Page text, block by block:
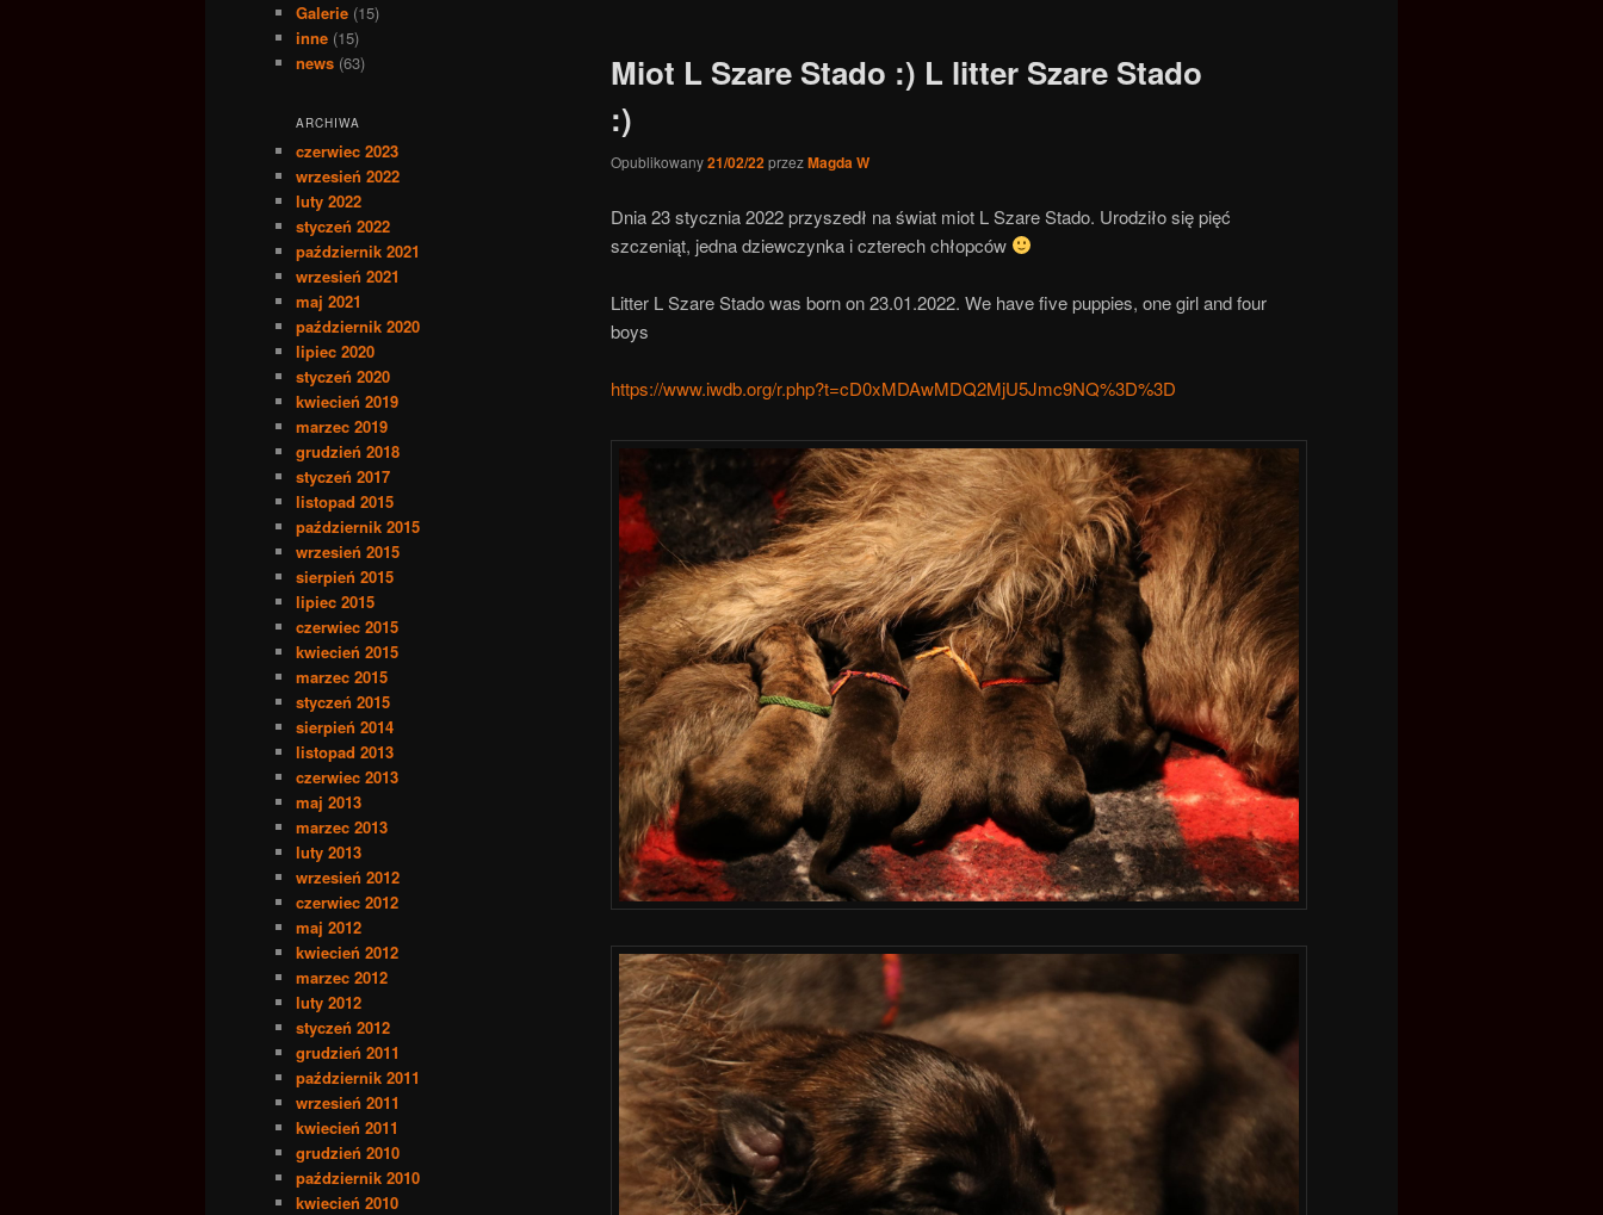
tekstu
widgetów
Miot L Szare Stado :) L litter Szare Stado
:)
Opublikowany21/02/22przezMagda W
Dnia 23 stycznia 2022 przyszedł na świat miot L Szare Stado. Urodziło się pięć
szczeniąt, jedna dziewczynka i czterech chłopców
Litter L Szare Stado was born on 23.01.2022. We have five puppies, one girl and four
boys
https://www.iwdb.org/r.php?t=cD0xMDAwMDQ2MjU5Jmc9NQ%3D%3D
Galerie (15)
inne (15)
news (63)
ARCHIWA
czerwiec 2023
wrzesień 2022
luty 2022
styczeń 2022
październik 2021
wrzesień 2021
maj 2021
październik 2020
lipiec 2020
styczeń 2020
kwiecień 2019
marzec 2019
grudzień 2018
styczeń 2017
listopad 2015
październik 2015
wrzesień 2015
sierpień 2015
lipiec 2015
czerwiec 2015
kwiecień 2015
marzec 2015
styczeń 2015
sierpień 2014
listopad 2013
czerwiec 2013
maj 2013
marzec 2013
luty 2013
wrzesień 2012
czerwiec 2012
maj 2012
kwiecień 2012
marzec 2012
luty 2012
styczeń 2012
grudzień 2011
październik 2011
wrzesień 2011
kwiecień 2011
grudzień 2010
październik 2010
kwiecień 2010